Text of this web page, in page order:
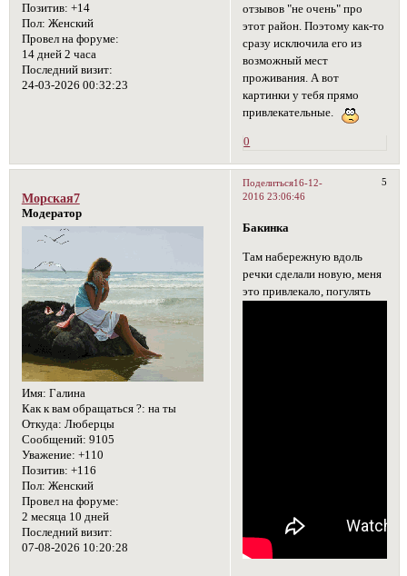
Позитив: +14
Пол: Женский
Провел на форуме:
14 дней 2 часа
Последний визит:
24-03-2026 00:32:23
отзывов "не очень" про
этот район. Поэтому как-то
сразу исключила его из
возможный мест
проживания. А вот
картинки у тебя прямо
привлекательные.
0
Поделиться 5
16-12-
2016 23:06:46
Морская7
Модератор
Имя: Галина
Как к вам обращаться ?: на ты
Откуда: Люберцы
Сообщений: 9105
Уважение: +110
Позитив: +116
Пол: Женский
Провел на форуме:
2 месяца 10 дней
Последний визит:
07-08-2026 10:20:28
Бакинка
Там набережную вдоль
речки сделали новую, меня
это привлекало, погулять